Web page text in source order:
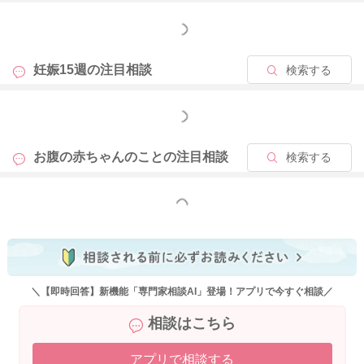
もっと見る
妊娠15週の注目相談 検索する
もっと見る
お腹の赤ちゃんのことの注目相談 検索する
もっと見る
＼【即時回答】新機能「専門家相談AI」登場！アプリで今すぐ相談／
相談はこちら
アプリで相談する